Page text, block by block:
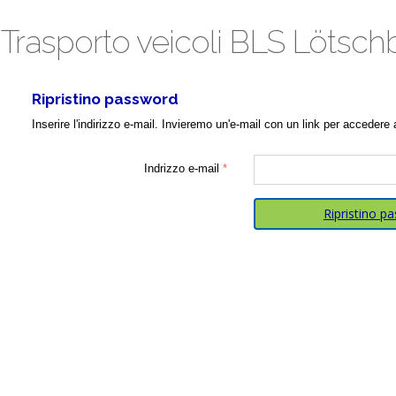
Trasporto veicoli BLS
Ripristino password
Inserire l'indirizzo e-mail. Invieremo un'e-mail con un link per
Indrizzo e-mail
Ripristino